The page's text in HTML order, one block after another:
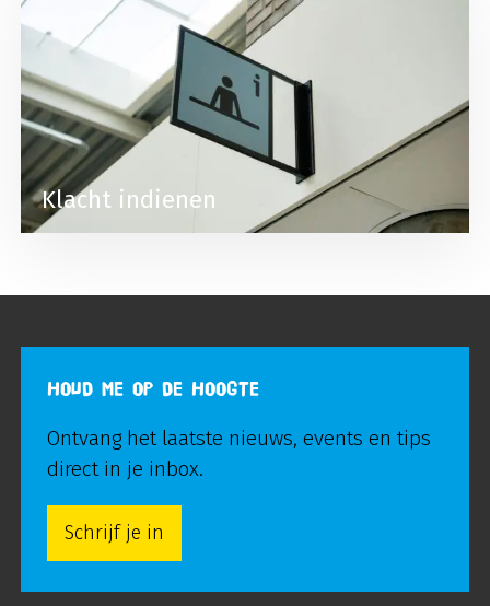
Klacht indienen
HOUD ME OP DE HOOGTE
Ontvang het laatste nieuws, events en tips
direct in je inbox.
Schrijf je in